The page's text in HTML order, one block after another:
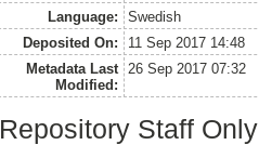
Language:
Swedish
Deposited On:
11 Sep 2017 14:48
Metadata Last
Modified:
26 Sep 2017 07:32
Repository Staff